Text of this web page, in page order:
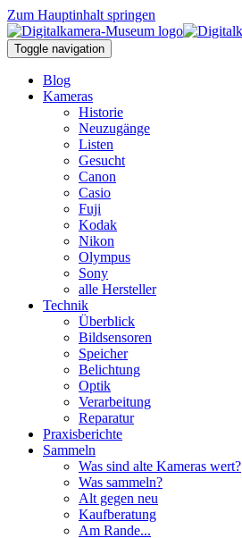
Zum Hauptinhalt springen
Toggle navigation
Blog
Kameras
Historie
Neuzugänge
Listen
Gesucht
Canon
Casio
Fuji
Kodak
Nikon
Olympus
Sony
alle Hersteller
Technik
Überblick
Bildsensoren
Speicher
Belichtung
Optik
Verarbeitung
Reparatur
Praxisberichte
Sammeln
Was sind alte Kameras wert?
Was sammeln?
Alt gegen neu
Kaufberatung
Am Rande...